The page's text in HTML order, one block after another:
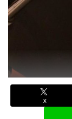
X